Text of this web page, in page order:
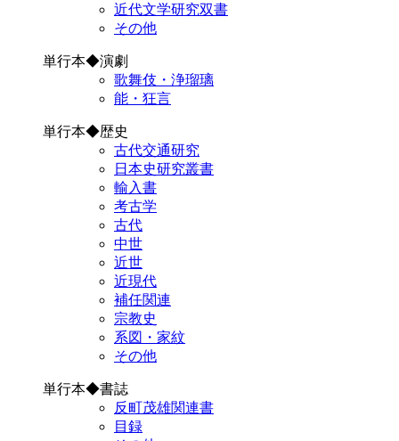
近代文学研究双書
その他
単行本◆演劇
歌舞伎・浄瑠璃
能・狂言
単行本◆歴史
古代交通研究
日本史研究叢書
輸入書
考古学
古代
中世
近世
近現代
補任関連
宗教史
系図・家紋
その他
単行本◆書誌
反町茂雄関連書
目録